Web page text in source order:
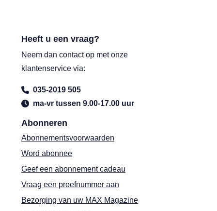
Abonneren
Abonnementsvoorwaarden
Word abonnee
Geef een abonnement cadeau
Vraag een proefnummer aan
Bezorging van uw MAX Magazine
Heeft u een vraag?
Neem dan contact op met onze
klantenservice via:
035-2019 505
ma-vr tussen 9.00-17.00 uur